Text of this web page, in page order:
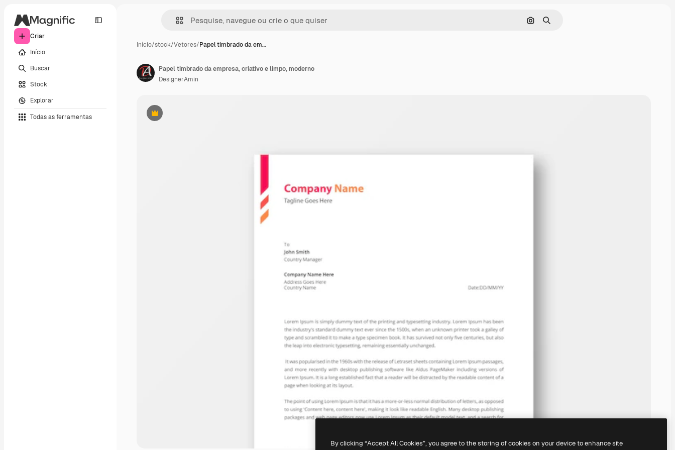
Criar
Início
Buscar
Stock
Explorar
Todas as ferramentas
Pesquisar por imagem
Buscar
Início/stock/Vetores/Papel timbrado da em…
Premium
Papel timbrado da empresa, criativo e limpo, moderno
DesignerAmin
By clicking “Accept All Cookies”, you agree to the storing of cookies on your device to enhance site